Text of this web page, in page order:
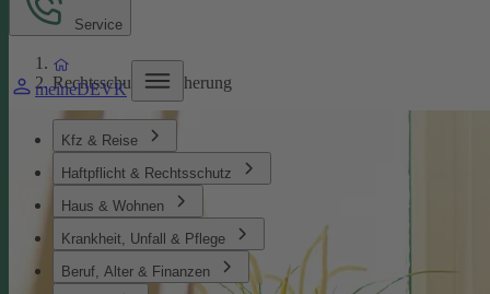
meineDEVK
Kfz & Reise
Haftpflicht & Rechtsschutz
Haus & Wohnen
Krankheit, Unfall & Pflege
Beruf, Alter & Finanzen
Service
Rechtsschutzversicherung